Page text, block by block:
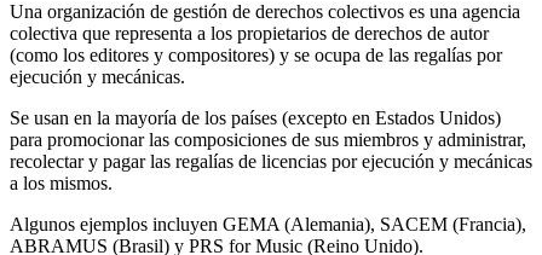
Una organización de gestión de derechos colectivos es una agencia
colectiva que representa a los propietarios de derechos de autor
(como los editores y compositores) y se ocupa de las regalías por
ejecución y mecánicas.
Se usan en la mayoría de los países (excepto en Estados Unidos)
para promocionar las composiciones de sus miembros y administrar,
recolectar y pagar las regalías de licencias por ejecución y mecánicas
a los mismos.
Algunos ejemplos incluyen GEMA (Alemania), SACEM (Francia),
ABRAMUS (Brasil) y PRS for Music (Reino Unido).